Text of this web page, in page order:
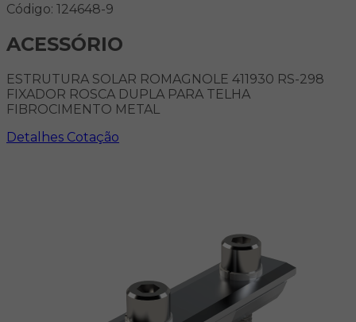
Código: 124648-9
ACESSÓRIO
ESTRUTURA SOLAR ROMAGNOLE 411930 RS-298
FIXADOR ROSCA DUPLA PARA TELHA
FIBROCIMENTO METAL
Detalhes Cotação